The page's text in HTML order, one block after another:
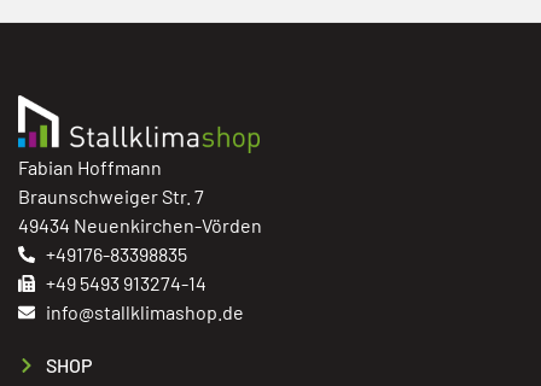
Fabian Hoffmann
Braunschweiger Str. 7
49434 Neuenkirchen-Vörden
+49176-83398835
+49 5493 913274-14
info@stallklimashop.de
SHOP